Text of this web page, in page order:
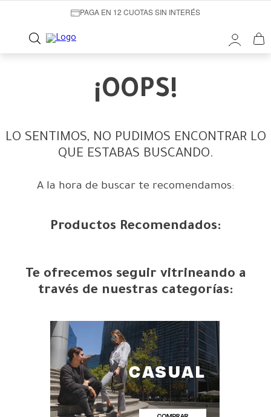
PAGA EN 12 CUOTAS SIN INTERÉS
¡OOPS!
LO SENTIMOS, NO PUDIMOS ENCONTRAR LO
QUE ESTABAS BUSCANDO.
A la hora de buscar te recomendamos:
Productos Recomendados:
Te ofrecemos seguir vitrineando a
través de nuestras categorías: